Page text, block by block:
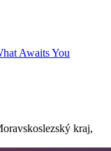
Awaits You
kraj,